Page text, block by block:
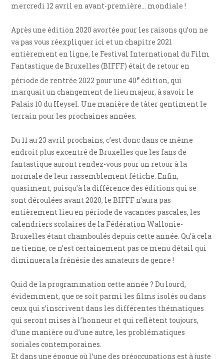
mercredi 12 avril en avant-première… mondiale !
Après une édition 2020 avortée pour les raisons qu’on ne
va pas vous réexpliquer ici et un chapitre 2021
entièrement en ligne, le Festival International du Film
Fantastique de Bruxelles (BIFFF) était de retour en
période de rentrée 2022 pour une 40e édition, qui
marquait un changement de lieu majeur, à savoir le
Palais 10 du Heysel. Une manière de tâter gentiment le
terrain pour les prochaines années.
Du 11 au 23 avril prochains, c’est donc dans ce même
endroit plus excentré de Bruxelles que les fans de
fantastique auront rendez-vous pour un retour à la
normale de leur rassemblement fétiche. Enfin,
quasiment, puisqu’à la différence des éditions qui se
sont déroulées avant 2020, le BIFFF n’aura pas
entièrement lieu en période de vacances pascales, les
calendriers scolaires de la Fédération Wallonie-
Bruxelles étant chamboulés depuis cette année. Qu’à cela
ne tienne, ce n’est certainement pas ce menu détail qui
diminuera la frénésie des amateurs de genre !
Quid de la programmation cette année ? Du lourd,
évidemment, que ce soit parmi les films isolés ou dans
ceux qui s’inscrivent dans les différentes thématiques
qui seront mises à l’honneur et qui reflètent toujours,
d’une manière ou d’une autre, les problématiques
sociales contemporaines.
Et dans une époque où l’une des préoccupations est à juste